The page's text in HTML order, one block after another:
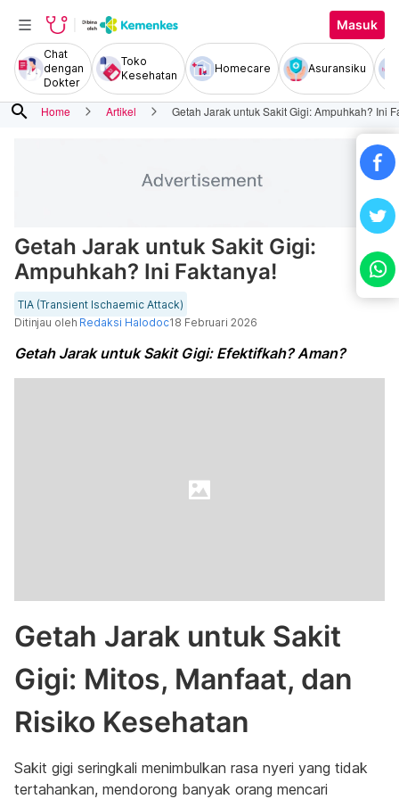
Masuk
Chat
dengan
Dokter
Toko
Kesehatan
Homecare Asuransiku
search Home Artikel Getah Jarak untuk Sakit Gigi: Ampuhkah? Ini
Getah Jarak untuk Sakit Gigi:
Ampuhkah? Ini Faktanya!
TIA (Transient Ischaemic Attack)
Ditinjau oleh Redaksi Halodoc18 Februari 2026
Getah Jarak untuk Sakit Gigi: Efektifkah? Aman?
Getah Jarak untuk Sakit
Gigi: Mitos, Manfaat, dan
Risiko Kesehatan
Sakit gigi seringkali menimbulkan rasa nyeri yang tidak
tertahankan, mendorong banyak orang mencari